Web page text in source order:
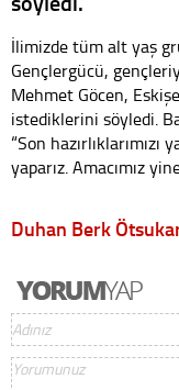
İlimizde tüm alt yaş
Gençlergücü,
Mehmet Göcen,
istediklerini söyledi.
“Son
yaparız. Amacımız
Duhan Berk